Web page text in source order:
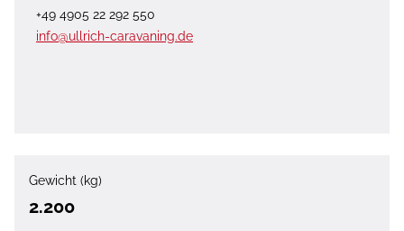
+49 4905 22 292 550
info@ullrich-caravaning.de
Gewicht (kg)
2.200